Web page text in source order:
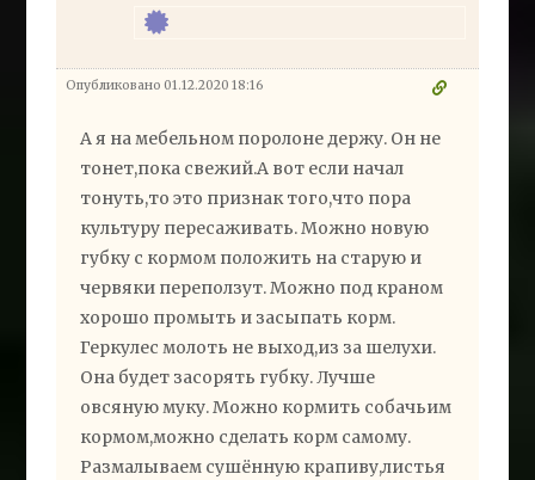
Опубликовано 01.12.2020 18:16
А я на мебельном поролоне держу. Он не
тонет,пока свежий.А вот если начал
тонуть,то это признак того,что пора
культуру пересаживать. Можно новую
губку с кормом положить на старую и
червяки переползут. Можно под краном
хорошо промыть и засыпать корм.
Геркулес молоть не выход,из за шелухи.
Она будет засорять губку. Лучше
овсяную муку. Можно кормить собачьим
кормом,можно сделать корм самому.
Размалываем сушённую крапиву,листья